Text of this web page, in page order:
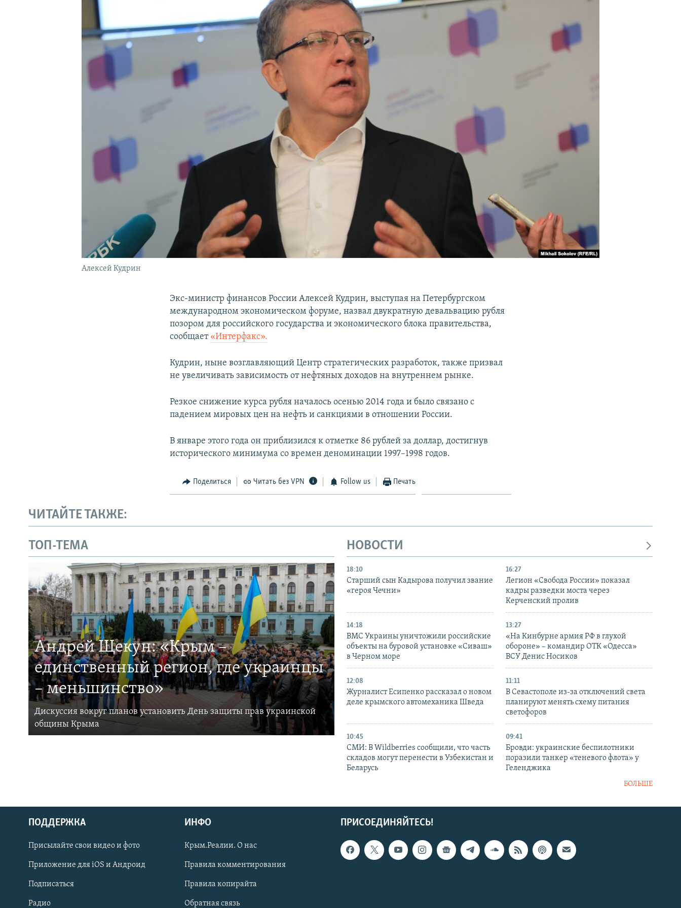
УКРАИНСКАЯ ПРОБЛЕМА КРЫМА
Українською
Qırımtatar
ПРИСОЕДИНЯЙТЕСЬ!
Алексей Кудрин
Экс-министр финансов России Алексей Кудрин, выступая на Петербургском
международном экономическом форуме, назвал двукратную девальвацию рубля
позором для российского государства и экономического блока правительства,
сообщает «Интерфакс».
Кудрин, ныне возглавляющий Центр стратегических разработок, также призвал
не увеличивать зависимость от нефтяных доходов на внутреннем рынке.
Резкое снижение курса рубля началось осенью 2014 года и было связано с
падением мировых цен на нефть и санкциями в отношении России.
В январе этого года он приблизился к отметке 86 рублей за доллар, достигнув
исторического минимума со времен деноминации 1997–1998 годов.
Поделиться Читать без VPN Follow us Печать
ЧИТАЙТЕ ТАКЖЕ:
ТОП-ТЕМА
Андрей Щекун: «Крым –
единственный регион, где украинцы
– меньшинство»
Дискуссия вокруг планов установить День защиты прав украинской
общины Крыма
НОВОСТИ
18:10
Старший сын Кадырова получил звание
«героя Чечни»
16:27
Легион «Свобода России» показал
кадры разведки моста через
Керченский пролив
14:18
ВМС Украины уничтожили российские
объекты на буровой установке «Сиваш»
в Черном море
13:27
«На Кинбурне армия РФ в глухой
обороне» – командир ОТК «Одесса»
ВСУ Денис Носиков
12:08
Журналист Есипенко рассказал о новом
деле крымского автомеханика Шведа
11:11
В Севастополе из-за отключений света
планируют менять схему питания
светофоров
10:45
СМИ: В Wildberries сообщили, что часть
складов могут перенести в Узбекистан и
Беларусь
09:41
Бровди: украинские беспилотники
поразили танкер «теневого флота» у
Геленджика
БОЛЬШЕ
ПРИСОЕДИНЯЙТЕСЬ!
ПОДДЕРЖКА
Присылайте свои видео и фото
Приложение для iOS и Андроид
Подписаться
Радио
ИНФО
Крым.Реалии. О нас
Правила комментирования
Правила копирайта
Обратная связь